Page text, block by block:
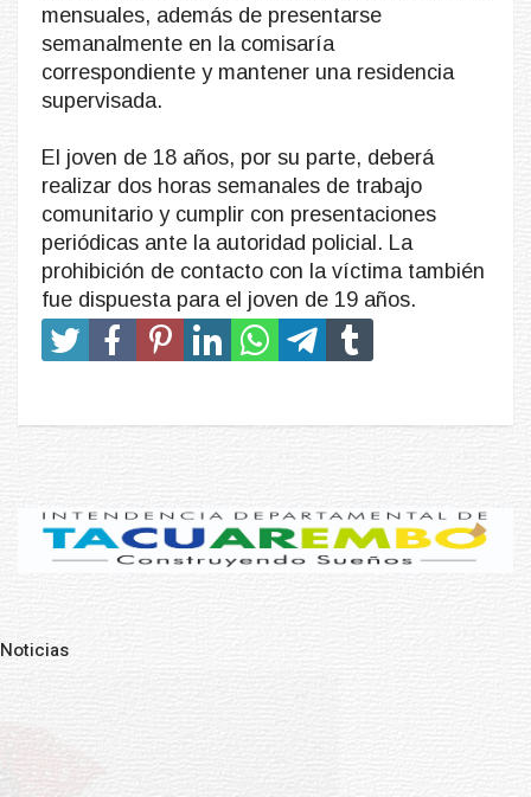
mensuales, además de presentarse
semanalmente en la comisaría
correspondiente y mantener una residencia
supervisada.
El joven de 18 años, por su parte, deberá
realizar dos horas semanales de trabajo
comunitario y cumplir con presentaciones
periódicas ante la autoridad policial. La
prohibición de contacto con la víctima también
fue dispuesta para el joven de 19 años.
Noticias